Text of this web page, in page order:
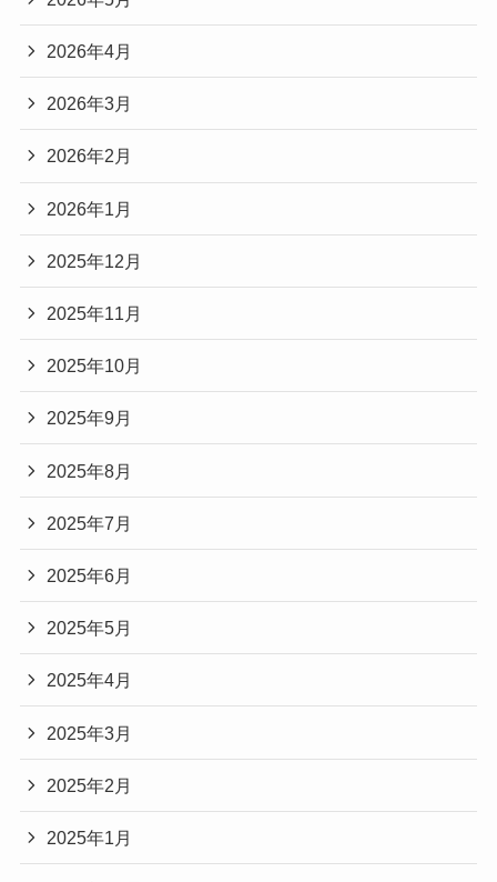
2026年4月
2026年3月
2026年2月
2026年1月
2025年12月
2025年11月
2025年10月
2025年9月
2025年8月
2025年7月
2025年6月
2025年5月
2025年4月
2025年3月
2025年2月
2025年1月